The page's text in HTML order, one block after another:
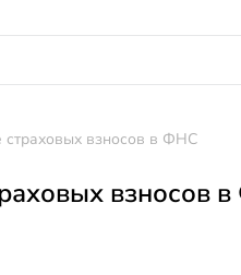
страховых взносов в ФНС
взносов